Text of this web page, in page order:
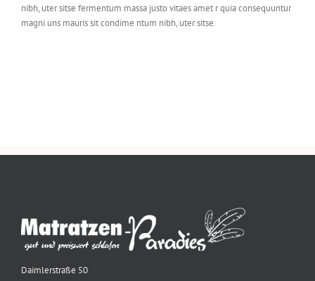
nibh, uter sitse fermentum massa justo vitaes amet r quia consequuntur
magni uns mauris sit condime ntum nibh, uter sitse.
Daimlerstraße 50